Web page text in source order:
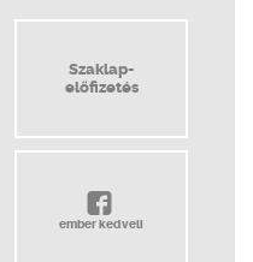
Szaklap-
előfizetés
ember kedveli